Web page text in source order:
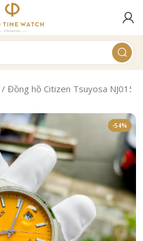
/Đồng hồ Citizen Tsuyosa
-54%